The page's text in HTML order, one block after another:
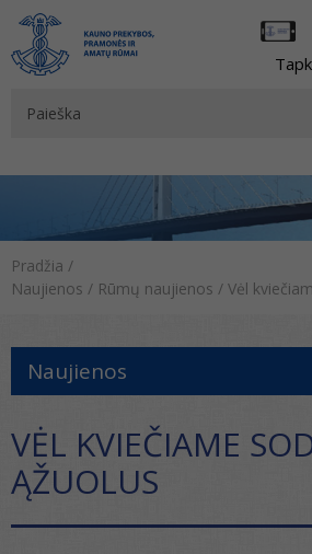
Pradžia /
Naujienos / Rūmų naujienos / Vėl
Naujienos
VĖL KVIEČIAME
ĄŽUOLUS